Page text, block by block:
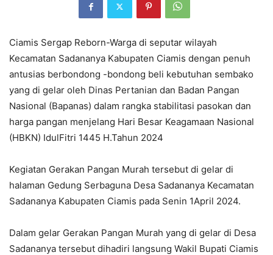
Ciamis Sergap Reborn-Warga di seputar wilayah
Kecamatan Sadananya Kabupaten Ciamis dengan penuh
antusias berbondong -bondong beli kebutuhan sembako
yang di gelar oleh Dinas Pertanian dan Badan Pangan
Nasional (Bapanas) dalam rangka stabilitasi pasokan dan
harga pangan menjelang Hari Besar Keagamaan Nasional
(HBKN) IdulFitri 1445 H.Tahun 2024
Kegiatan Gerakan Pangan Murah tersebut di gelar di
halaman Gedung Serbaguna Desa Sadananya Kecamatan
Sadananya Kabupaten Ciamis pada Senin 1April 2024.
Dalam gelar Gerakan Pangan Murah yang di gelar di Desa
Sadananya tersebut dihadiri langsung Wakil Bupati Ciamis